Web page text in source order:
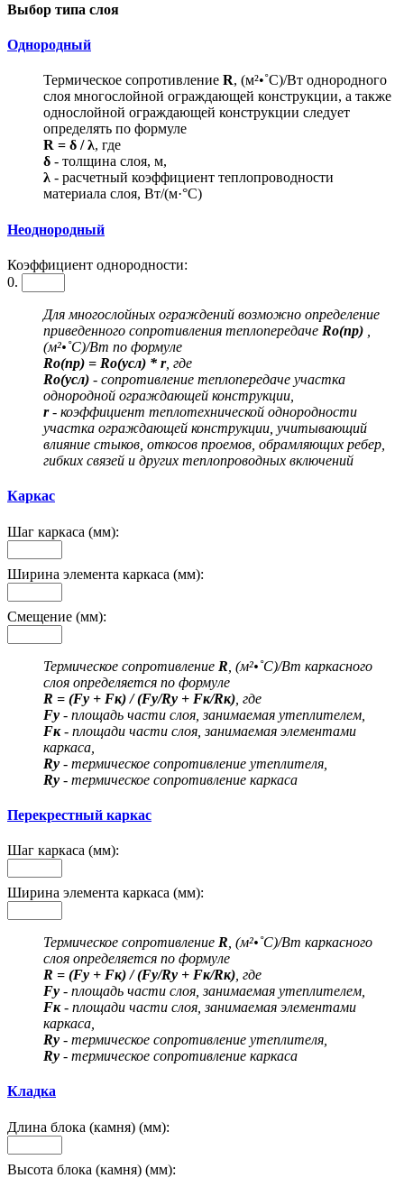
Выбор типа слоя
Однородный
Термическое сопротивление R, (м²•˚С)/Вт однородного
слоя многослойной ограждающей конструкции, а также
однослойной ограждающей конструкции следует
определять по формуле
R = δ / λ, где
δ - толщина слоя, м,
λ - расчетный коэффициент теплопроводности
материала слоя, Вт/(м·°С)
Неоднородный
Коэффициент однородности:
0.
Для многослойных ограждений возможно определение
приведенного сопротивления теплопередаче Ro(пр)
(м²•˚С)/Вт по формуле
Ro(пр) = Ro(усл) * r, где
Ro(усл) - сопротивление теплопередаче участка
однородной ограждающей конструкции,
r- коэффициент теплотехнической однородности
участка ограждающей конструкции, учитывающий
влияние стыков, откосов проемов, обрамляющих ребер,
гибких связей и других теплопроводных включений
Каркас
Шаг каркаса (мм):
Ширина элемента каркаса (мм):
Смещение (мм):
Термическое сопротивление R , (м²•˚С)/Вт каркасного
слоя определяется по формуле
R = (Fу + Fк) / (Fу/Rу + Fк/Rк) , где
Fу - площадь части слоя, занимаемая утеплителем,
Fк- площади части слоя, занимаемая элементами
каркаса,
Rу - термическое сопротивление утеплителя,
Rу - термическое сопротивление каркаса
Перекрестный каркас
Шаг каркаса (мм):
Ширина элемента каркаса (мм):
Термическое сопротивление R , (м²•˚С)/Вт каркасного
слоя определяется по формуле
R = (Fу + Fк) / (Fу/Rу + Fк/Rк) , где
Fу - площадь части слоя, занимаемая утеплителем,
Fк- площади части слоя, занимаемая элементами
каркаса,
Rу - термическое сопротивление утеплителя,
Rу - термическое сопротивление каркаса
Кладка
Длина блока (камня) (мм):
Высота блока (камня) (мм):